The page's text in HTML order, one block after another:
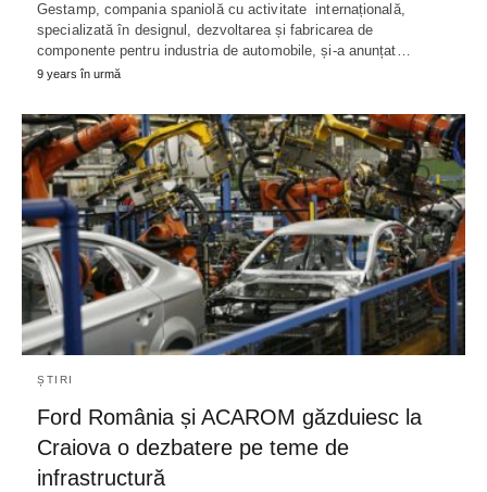
Gestamp, compania spaniolă cu activitate internațională,
specializată în designul, dezvoltarea și fabricarea de
componente pentru industria de automobile, și-a anunțat…
9 years în urmă
ȘTIRI
Ford România și ACAROM găzduiesc la
Craiova o dezbatere pe teme de
infrastructură